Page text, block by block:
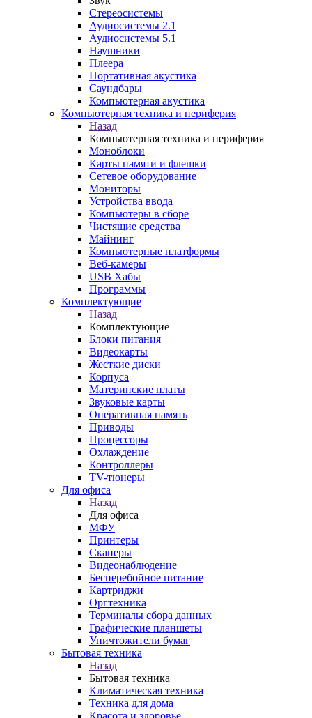
Стереосистемы
Аудиосистемы 2.1
Аудиосистемы 5.1
Наушники
Плеера
Портативная акустика
Саундбары
Компьютерная акустика
Компьютерная техника и периферия
Назад
Компьютерная техника и периферия
Моноблоки
Карты памяти и флешки
Сетевое оборудование
Мониторы
Устройства ввода
Компьютеры в сборе
Чистящие средства
Майнинг
Компьютерные платформы
Веб-камеры
USB Хабы
Программы
Комплектующие
Назад
Комплектующие
Блоки питания
Видеокарты
Жесткие диски
Корпуса
Материнские платы
Звуковые карты
Оперативная память
Приводы
Процессоры
Охлаждение
Контроллеры
TV-тюнеры
Для офиса
Назад
Для офиса
МФУ
Принтеры
Сканеры
Видеонаблюдение
Бесперебойное питание
Картриджи
Оргтехника
Терминалы сбора данных
Графические планшеты
Уничтожители бумаг
Бытовая техника
Назад
Бытовая техника
Климатическая техника
Техника для дома
Красота и здоровье